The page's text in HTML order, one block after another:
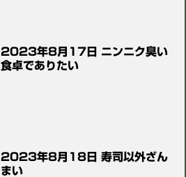
2023年8月17日 ニンニク臭い
食卓でありたい
2023年8月18日 寿司以外ざん
まい